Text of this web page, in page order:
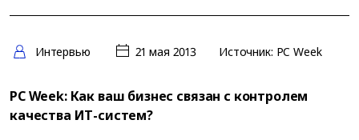
Интервью 21 мая 2013 Источник: PC Week
PC Week: Как ваш бизнес связан с контролем
качества ИТ-систем?